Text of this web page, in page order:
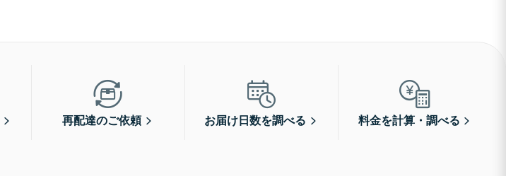
再配達のご依頼 お届け日数を調べる 料金を計算・調べる